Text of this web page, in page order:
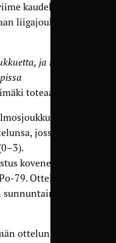
kaudella
liigajoukkue
ja nytkin
toteaa.
on jo
jossa kaatui
kovenee, kun
79. Ottelu
16.3.
ottelun,